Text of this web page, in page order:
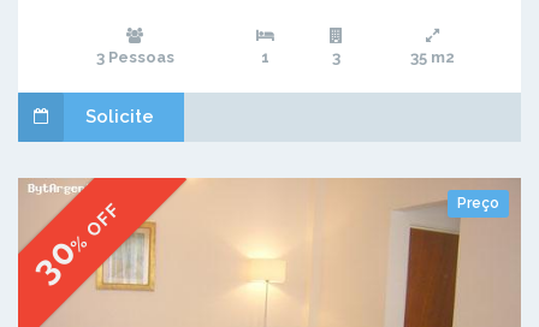
3 Pessoas 1 3 35 m2
Solicite
Preço
30
% OFF